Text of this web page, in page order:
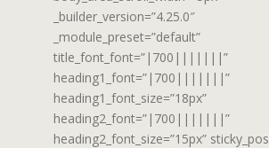
_builder_version=”4.25.0″
_module_preset=”default”
title_font_font=”|700|||||||”
heading1_font=”|700|||||||”
heading1_font_size=”18px”
heading2_font=”|700|||||||”
heading2_font_size=”15px”